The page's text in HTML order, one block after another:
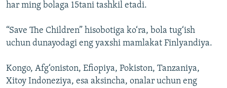
har ming bolaga 15tani tashkil etadi.
“Save The Children” hisobotiga ko‘ra, bola tug‘ish
uchun dunayodagi eng yaxshi mamlakat Finlyandiya.
Kongo, Afg‘oniston, Efiopiya, Pokiston, Tanzaniya,
Xitoy Indoneziya, esa aksincha, onalar uchun eng